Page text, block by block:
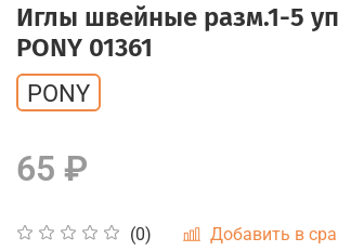
Иглы швейные разм.1-5
PONY 01361
(0) Добавить в
PONY
65 ₽